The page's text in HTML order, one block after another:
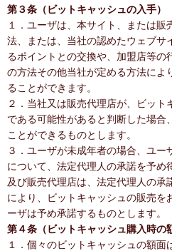
第３条（ビットキャッシュの入手）
１．ユーザは、本サイト、または
法、または、当社の認めたウェブサ
るポイントとの交換や、加盟店等の
の方法その他当社が定める方法によ
ることができます。
２．当社又は販売代理店が、ビッ
である可能性があると判断した場合
ことができるものとします。
３．ユーザが未成年者の場合、ユー
について、法定代理人の承諾を予め
及び販売代理店は、法定代理人の承
により、ビットキャッシュの販売を
ーザは予め承諾するものとします。
第４条（ビットキャッシュ購入時の
１．個々のビットキャッシュの額